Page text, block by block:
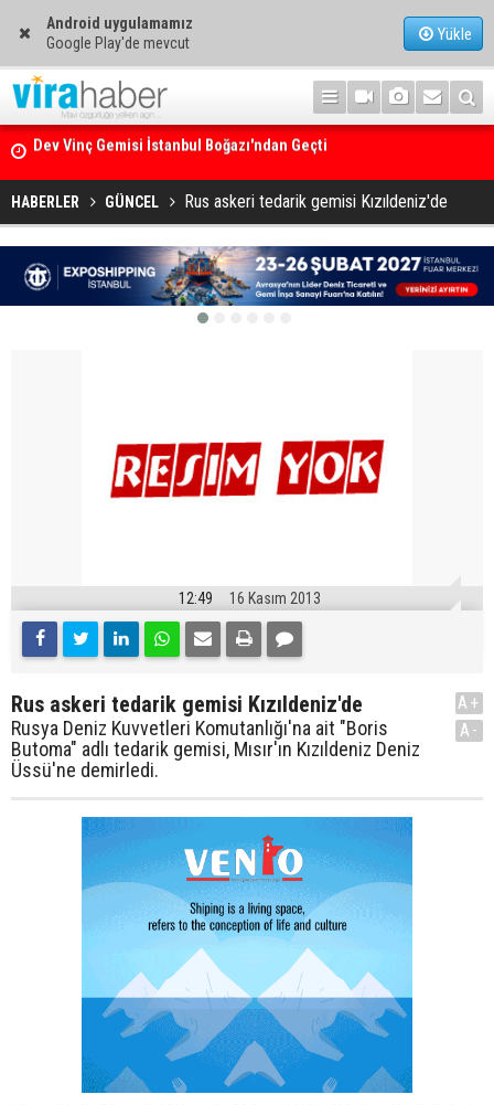
Android uygulamamız
Google Play'de mevcut
Yükle
Ege Denizi’nin En Büyük Mercan Ormanı
HABERLER GÜNCEL Rus askeri tedarik gemisi Kızıldeniz'de
12:49 16 Kasım 2013
Rus askeri tedarik gemisi Kızıldeniz'de
Rusya Deniz Kuvvetleri Komutanlığı'na ait "Boris
Butoma" adlı tedarik gemisi, Mısır'ın Kızıldeniz Deniz
Üssü'ne demirledi.
A+
A-